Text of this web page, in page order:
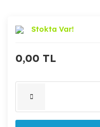
Stokta Var!
0,00 TL